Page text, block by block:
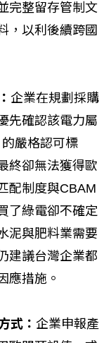
完整留存管制文
，以利後續跨國
企業在規劃採購
先確認該電力屬
嚴格認可標
終卻無法獲得歐
配制度與CBAM
了綠電卻不確定
泥與肥料業需要
建議台灣企業都
應措施。
式： 企業申報產